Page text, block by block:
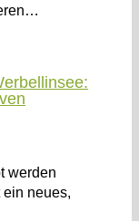
werden
ein neues,